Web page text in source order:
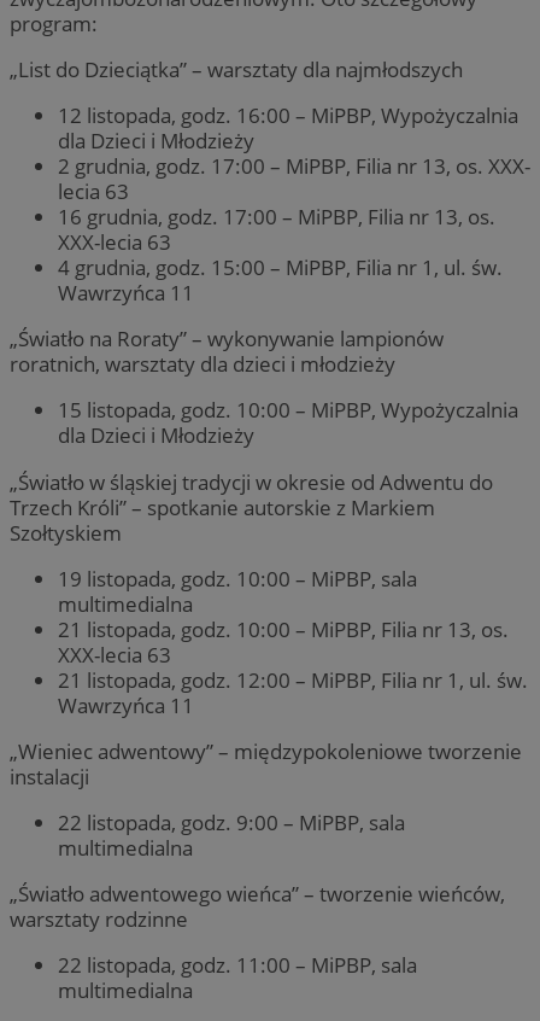
program:
„List do Dzieciątka” – warsztaty dla najmłodszych
12 listopada, godz. 16:00 – MiPBP, Wypożyczalnia
dla Dzieci i Młodzieży
2 grudnia, godz. 17:00 – MiPBP, Filia nr 13, os. XXX-
lecia 63
16 grudnia, godz. 17:00 – MiPBP, Filia nr 13, os.
XXX-lecia 63
4 grudnia, godz. 15:00 – MiPBP, Filia nr 1, ul. św.
Wawrzyńca 11
„Światło na Roraty” – wykonywanie lampionów
roratnich, warsztaty dla dzieci i młodzieży
15 listopada, godz. 10:00 – MiPBP, Wypożyczalnia
dla Dzieci i Młodzieży
„Światło w śląskiej tradycji w okresie od Adwentu do
Trzech Króli” – spotkanie autorskie z Markiem
Szołtyskiem
19 listopada, godz. 10:00 – MiPBP, sala
multimedialna
21 listopada, godz. 10:00 – MiPBP, Filia nr 13, os.
XXX-lecia 63
21 listopada, godz. 12:00 – MiPBP, Filia nr 1, ul. św.
Wawrzyńca 11
„Wieniec adwentowy” – międzypokoleniowe tworzenie
instalacji
22 listopada, godz. 9:00 – MiPBP, sala
multimedialna
„Światło adwentowego wieńca” – tworzenie wieńców,
warsztaty rodzinne
22 listopada, godz. 11:00 – MiPBP, sala
multimedialna